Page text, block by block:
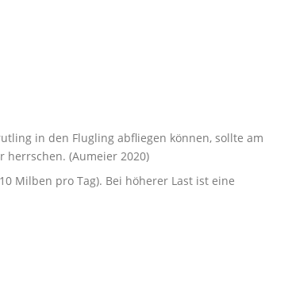
in den Flugling abfliegen können, sollte am
herrschen. (Aumeier 2020)
Milben pro Tag). Bei höherer Last ist eine